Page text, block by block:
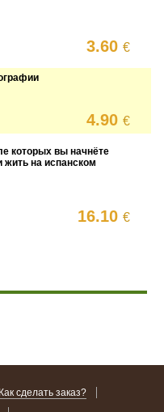
3.60€
4.90€
которых вы начнёте
жить на испанском
16.10€
Как сделать заказ?